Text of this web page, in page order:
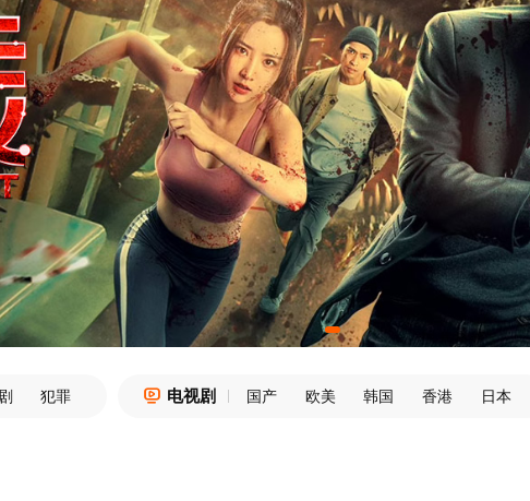
犯罪  电视剧 国产 欧美 韩国 香港 日本